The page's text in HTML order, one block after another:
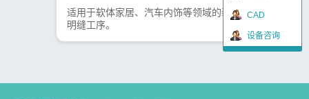
CAD
设备咨询
适用于软体家居、汽车内饰等领域的装饰
明缝工序。